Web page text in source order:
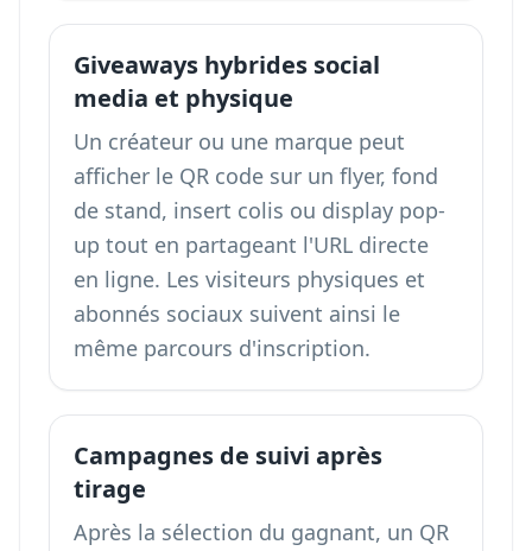
Giveaways hybrides social
media et physique
Un créateur ou une marque peut
afficher le QR code sur un flyer, fond
de stand, insert colis ou display pop-
up tout en partageant l'URL directe
en ligne. Les visiteurs physiques et
abonnés sociaux suivent ainsi le
même parcours d'inscription.
Campagnes de suivi après
tirage
Après la sélection du gagnant, un QR